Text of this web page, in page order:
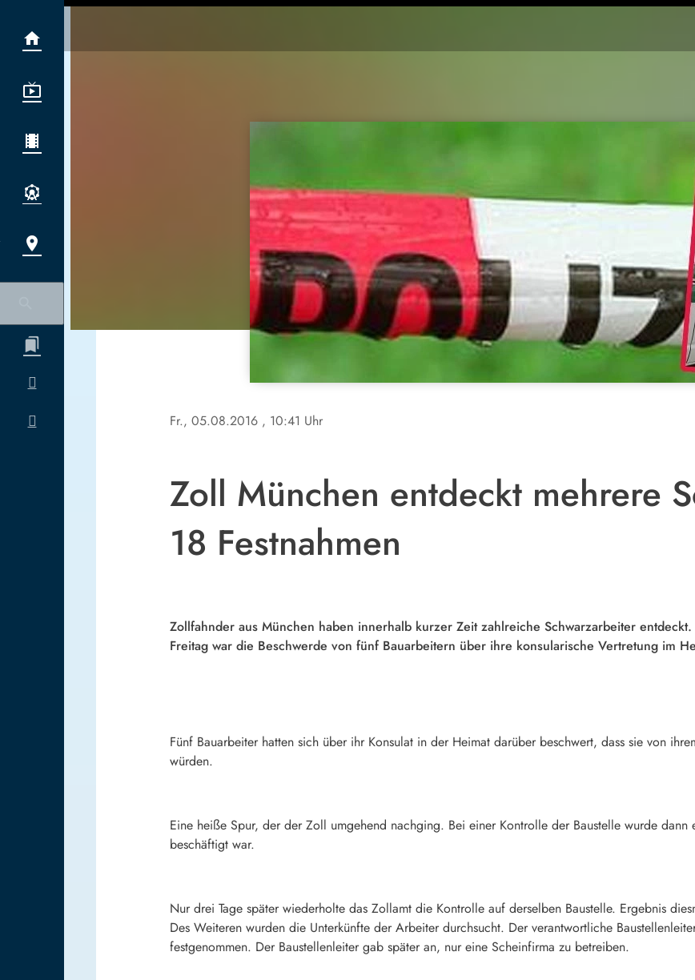
Fr., 05.08.2016 , 10:41 Uhr
Zoll München entdeckt mehrere
18 Festnahmen
Zollfahnder aus München haben innerhalb kurzer Zeit zahlreiche Schwarzarbeiter
Freitag war die Beschwerde von fünf Bauarbeitern über ihre konsularische Vertretung im
Fünf Bauarbeiter hatten sich über ihr Konsulat in der Heimat darüber beschwert, dass sie von
würden.
Eine heiße Spur, der der Zoll umgehend nachging. Bei einer Kontrolle der Baustelle wurde
beschäftigt war.
Nur drei Tage später wiederholte das Zollamt die Kontrolle auf derselben Baustelle. Ergebnis
Des Weiteren wurden die Unterkünfte der Arbeiter durchsucht. Der verantwortliche
festgenommen. Der Baustellenleiter gab später an, nur eine Scheinfirma zu betreiben.